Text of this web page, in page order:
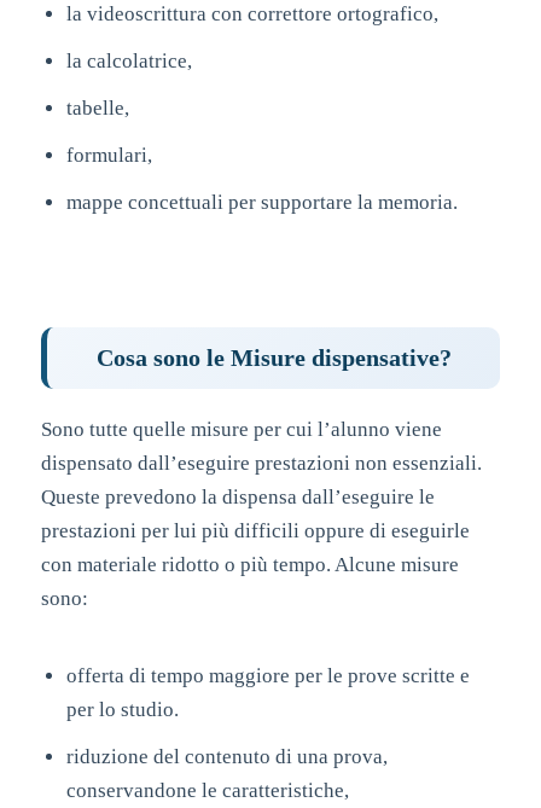
la videoscrittura con correttore ortografico,
la calcolatrice,
tabelle,
formulari,
mappe concettuali per supportare la memoria.
Cosa sono le Misure dispensative?
Sono tutte quelle misure per cui l’alunno viene
dispensato dall’eseguire prestazioni non essenziali.
Queste prevedono la dispensa dall’eseguire le
prestazioni per lui più difficili oppure di eseguirle
con materiale ridotto o più tempo. Alcune misure
sono:
offerta di tempo maggiore per le prove scritte e
per lo studio.
riduzione del contenuto di una prova,
conservandone le caratteristiche,